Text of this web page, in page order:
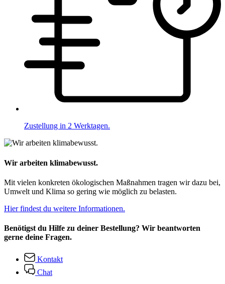
Zustellung in 2 Werktagen.
Wir arbeiten klimabewusst.
Mit vielen konkreten ökologischen Maßnahmen tragen wir dazu bei,
Umwelt und Klima so gering wie möglich zu belasten.
Hier findest du weitere Informationen.
Benötigst du Hilfe zu deiner Bestellung? Wir beantworten
gerne deine Fragen.
Kontakt
Chat